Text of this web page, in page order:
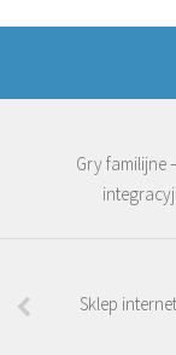
Gry familijne
Sklep